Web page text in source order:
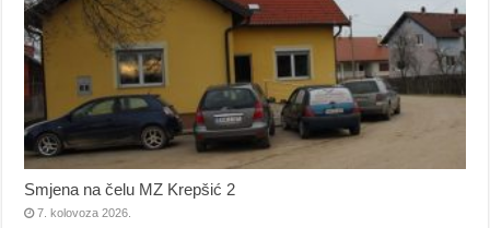
Smjena na čelu MZ Krepšić 2
7. kolovoza 2026.